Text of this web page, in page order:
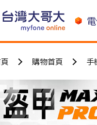
購物首頁 手